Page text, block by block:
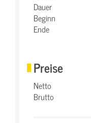
Dauer
Beginn
Ende
Preise
Netto
Brutto